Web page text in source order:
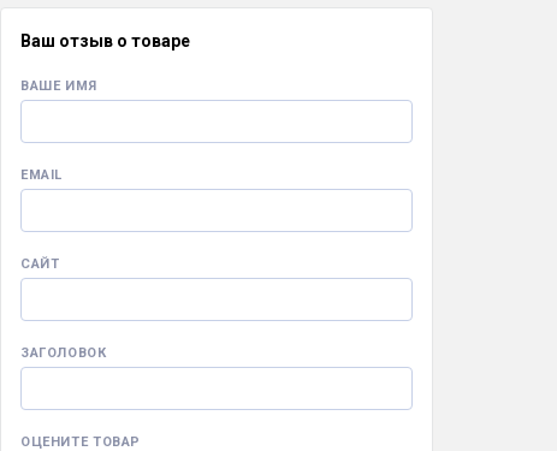
Ваш отзыв о товаре
ВАШЕ ИМЯ
EMAIL
САЙТ
ЗАГОЛОВОК
ОЦЕНИТЕ ТОВАР